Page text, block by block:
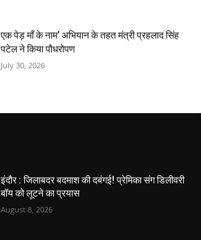
एक पेड़ माँ के नाम’ अभियान के तहत मंत्री प्रहलाद सिंह
पटेल ने किया पौधरोपण
July 30, 2026
इंदौर : जिलाबदर बदमाश की दबंगई! प्रेमिका संग डिलीवरी
बॉय को लूटने का प्रयास
August 8, 2026